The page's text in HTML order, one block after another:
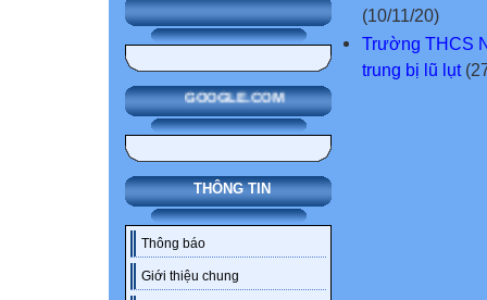
GOOGLE.COM
THÔNG TIN
Thông báo
Giới thiệu chung
(10/11/20)
Trường THCS
trung bị lũ lụt